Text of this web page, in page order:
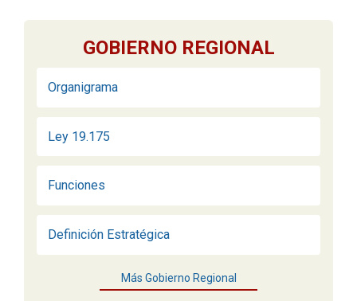
GOBIERNO REGIONAL
Organigrama
Ley 19.175
Funciones
Definición Estratégica
Más Gobierno Regional